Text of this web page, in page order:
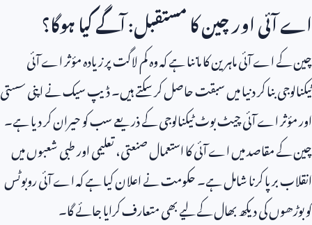
اے آئی اور چین کا مستقبل: آگے کیا ہوگا؟
چین کے اے آئی ماہرین کا ماننا ہے کہ وہ کم لاگت پر زیادہ مؤثر اے آئی
ٹیکنالوجی بنا کر دنیا میں سبقت حاصل کر سکتے ہیں۔ ڈیپ سیک نے اپنی سستی
اور مؤثر اے آئی چیٹ بوٹ ٹیکنالوجی کے ذریعے سب کو حیران کر دیا ہے۔
چین کے مقاصد میں اے آئی کا استعمال صنعتی، تعلیمی اور طبی شعبوں میں
انقلاب برپا کرنا شامل ہے۔ حکومت نے اعلان کیا ہے کہ اے آئی روبوٹس
کو بوڑھوں کی دیکھ بھال کے لیے بھی متعارف کرایا جائے گا۔